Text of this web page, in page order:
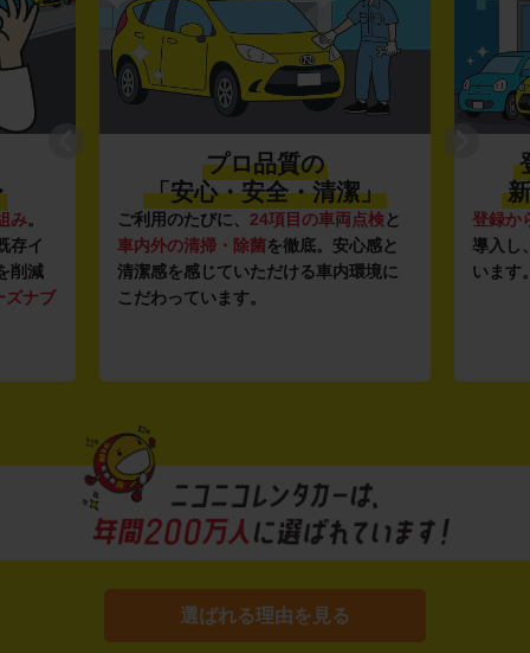
み。
存イ
削減
ズナブ
プロ品質の
「安心・安全・清潔」
ご利用のたびに、 24項目の車両点検と
車内外の清掃・除菌を徹底。安心感と
清潔感を感じていただける車内環境に
こだわっています。
登録か
導入し
います
選ばれる理由を見る